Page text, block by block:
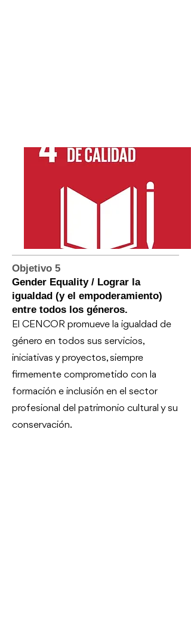
Objetivo 5
Gender Equality / Lograr la
igualdad (y el empoderamiento)
entre todos los géneros.
El CENCOR promueve la igualdad de
género en todos sus servicios,
iniciativas y proyectos, siempre
firmemente comprometido con la
formación e inclusión en el sector
profesional del patrimonio cultural y su
conservación.